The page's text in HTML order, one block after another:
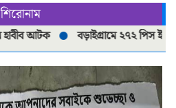
শিরোনাম
বড়াইগ্রামে ২৭২ পিস ইয়াবাসহ দুই মাদক